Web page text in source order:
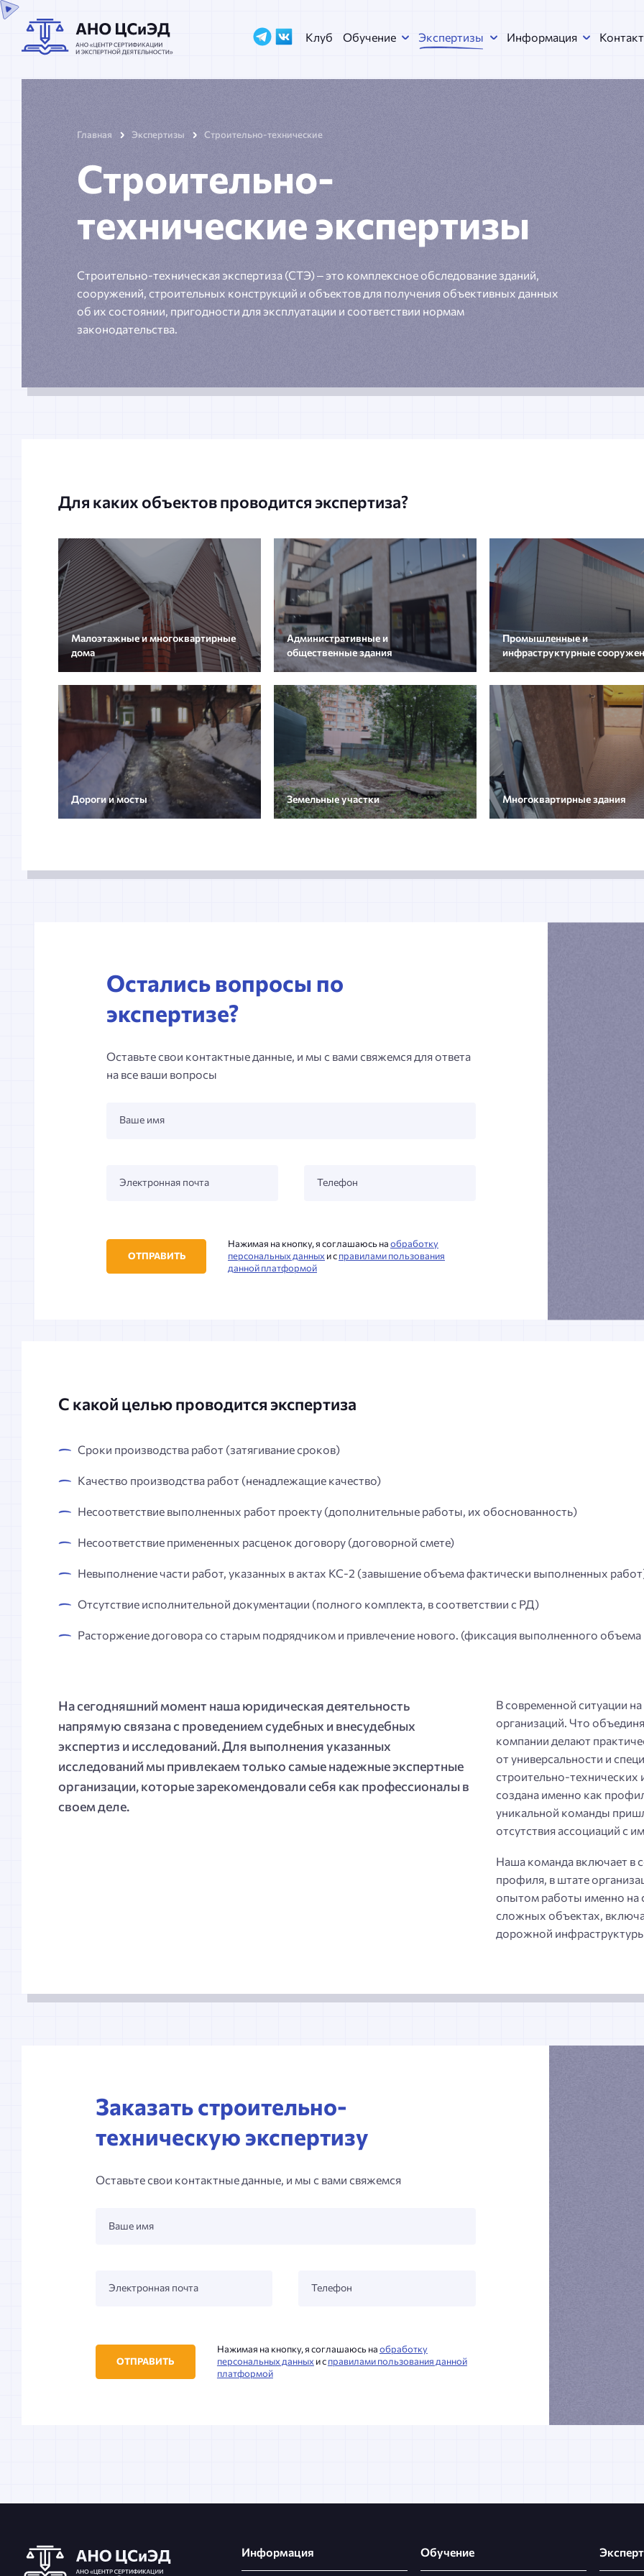
Клуб Обучение Экспертизы Информация
Главная Экспертизы Строительно-технические
Строительно-
технические экспертизы
Строительно-техническая экспертиза (СТЭ) – это комплексное обследование зданий,
сооружений, строительных конструкций и объектов для получения объективных данных
об их состоянии, пригодности для эксплуатации и соответствии нормам
законодательства.
Для каких объектов проводится экспертиза?
Малоэтажные и многоквартирные
дома
Административные и
общественные здания
Промышленные и
инфраструктурные
Дороги и мосты Земельные участки Многоквартирные здания
Остались вопросы по
экспертизе?
Оставьте свои контактные данные, и мы с вами свяжемся для ответа
на все ваши вопросы
Ваше имя
Электронная почта Телефон
ОТПРАВИТЬ
Нажимая на кнопку, я соглашаюсь наобработку
персональных данныхи справилами пользования
данной платформой
С какой целью проводится экспертиза
Сроки производства работ (затягивание сроков)
Качество производства работ (ненадлежащие качество)
Несоответствие выполненных работ проекту (дополнительные работы, их обоснованность)
Несоответствие примененных расценок договору (договорной смете)
Невыполнение части работ, указанных в актах КС-2 (завышение объема фактически выполненных
Отсутствие исполнительной документации (полного комплекта, в соответствии с РД)
Расторжение договора со старым подрядчиком и привлечение нового. (фиксация выполненного
На сегодняшний момент наша юридическая деятельность
напрямую связана с проведением судебных и внесудебных
экспертиз и исследований. Для выполнения указанных
исследований мы привлекаем только самые надежные экспертные
организации, которые зарекомендовали себя как профессионалы в
своем деле.
В современной ситуации
организаций. Что
компании делают
от универсальности и
строительно-технических
создана именно как
уникальной команды
отсутствия ассоциаций с
Наша команда включает в
профиля, в штате
опытом работы именно на
сложных объектах,
дорожной
Заказать строительно-
техническую экспертизу
Оставьте свои контактные данные, и мы с вами свяжемся
Ваше имя
Электронная почта Телефон
ОТПРАВИТЬ
Нажимая на кнопку, я соглашаюсь наобработку
персональных данныхи справилами пользования данной
платформой
Информация Обучение